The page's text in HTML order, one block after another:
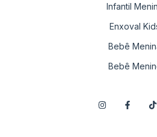
Infantil
Enxoval
Bebê
Bebê